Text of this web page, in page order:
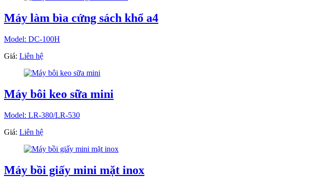
Máy làm bìa cứng sách khổ a4
Model: DC-100H
Giá: Liên hệ
Máy bôi keo sữa mini
Model: LR-380/LR-530
Giá: Liên hệ
Máy bồi giấy mini mặt inox